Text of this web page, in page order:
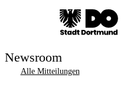
Newsroom
Alle Mitteilungen